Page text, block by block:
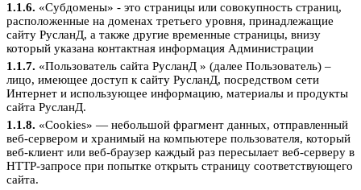
1.1.6. «Субдомены» - это страницы или совокупность страниц,
расположенные на доменах третьего уровня, принадлежащие
сайту РусланД, а также другие временные страницы, внизу
который указана контактная информация Администрации
1.1.7. «Пользователь сайта РусланД » (далее Пользователь) –
лицо, имеющее доступ к сайту РусланД, посредством сети
Интернет и использующее информацию, материалы и продукты
сайта РусланД.
1.1.8. «Cookies» — небольшой фрагмент данных, отправленный
веб-сервером и хранимый на компьютере пользователя, который
веб-клиент или веб-браузер каждый раз пересылает веб-серверу в
HTTP-запросе при попытке открыть страницу соответствующего
сайта.